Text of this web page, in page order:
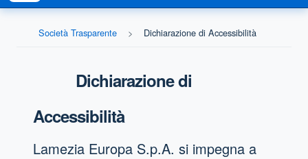
Società Trasparente Dichiarazione di Accessibilità
Dichiarazione di
Accessibilità
Lamezia Europa S.p.A. si impegna a